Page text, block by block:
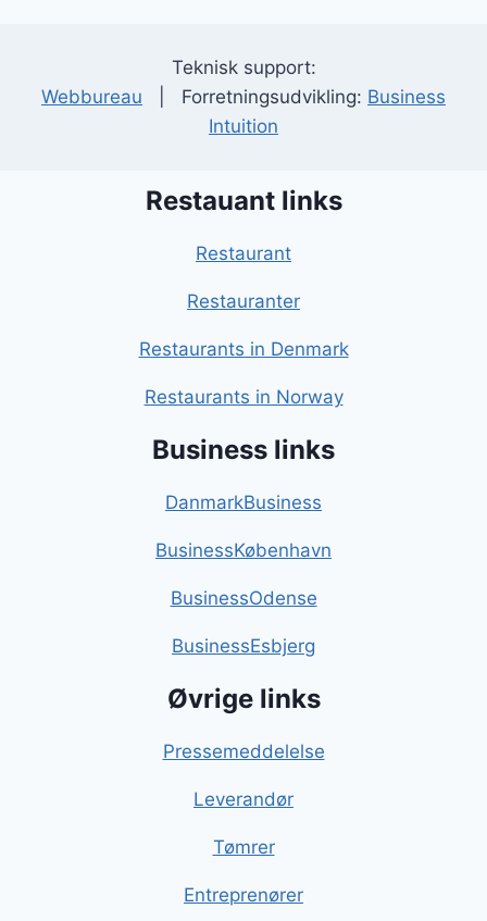
Teknisk support:
Webbureau | Forretningsudvikling: Business
Intuition
Restauant links
Restaurant
Restauranter
Restaurants in Denmark
Restaurants in Norway
Business links
DanmarkBusiness
BusinessKøbenhavn
BusinessOdense
BusinessEsbjerg
Øvrige links
Pressemeddelelse
Leverandør
Tømrer
Entreprenører